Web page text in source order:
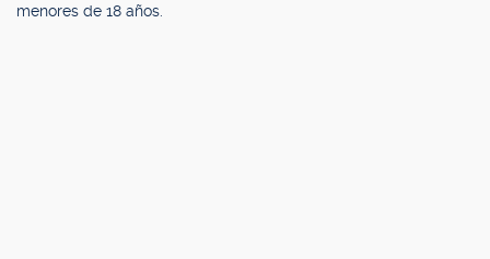
menores de 18 años.